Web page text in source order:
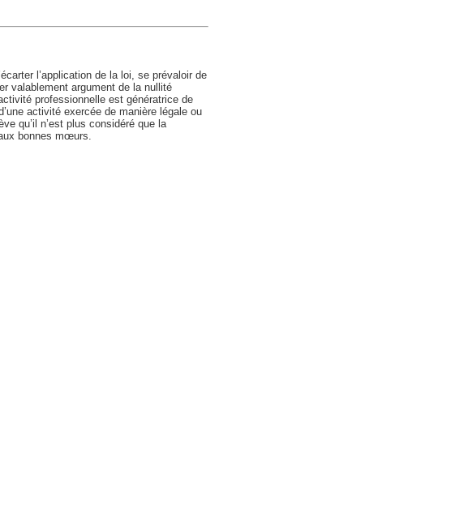
l’application de la loi, se prévaloir de
valablement argument de la nullité
professionnelle est génératrice de
activité exercée de manière légale ou
qu’il n’est plus considéré que la
bonnes mœurs.